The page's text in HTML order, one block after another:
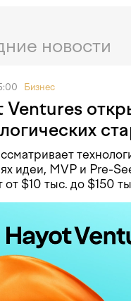
новости
Бизнес
Ventures
идеи, MVP и Pre-
от $10 тыс. до $150